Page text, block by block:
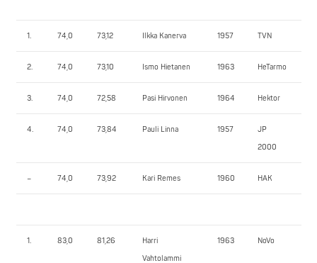
1. 74,0 73,12 Ilkka Kanerva 1957 TVN
2. 74,0 73,10 Ismo Hietanen 1963 HeTarmo
3. 74,0 72,58 Pasi Hirvonen 1964 Hektor
4. 74,0 73,84 Pauli Linna 1957
JP
2000
– 74,0 73,92 Kari Remes 1960 HAK
1. 83,0 81,26
Harri
Vahtolammi
1963 NoVo